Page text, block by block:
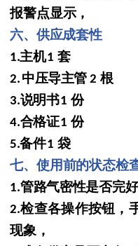
报警点显示，
六、供应成套性
1.主机1 套
2. 中压导主管 2 根
3.说明书1 份
4.合格证1 份
5.备件1 袋
七、使用前的状态检
1.管路气密性是否完好
2.检查各操作按钮，
现象，